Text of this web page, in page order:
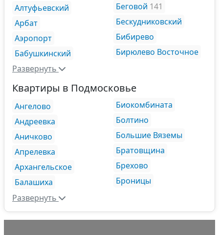
Алтуфьевский
Арбат
Аэропорт
Бабушкинский
Беговой 141
Бескудниковский
Бибирево
Бирюлево Восточное
Развернуть
Квартиры в Подмосковье
Ангелово
Андреевка
Аничково
Апрелевка
Архангельское
Балашиха
Биокомбината
Болтино
Большие Вяземы
Братовщина
Брехово
Броницы
Развернуть